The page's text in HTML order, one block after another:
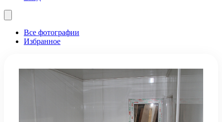
Все фотографии
Избранное